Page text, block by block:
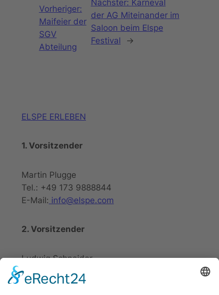
Vorheriger:
Maifeier der
SGV
Abteilung
Nächster: Karneval
der AG Miteinander im
Saloon beim Elspe
Festival
→
ELSPE ERLEBEN
1. Vorsitzender
Martin Plugge
Tel.: +49 173 9888844
E-Mail: info@elspe.com
2. Vorsitzender
Ludwig Schneider
Tel.: +49 2721 20800
E-Mail:info@elspe.com